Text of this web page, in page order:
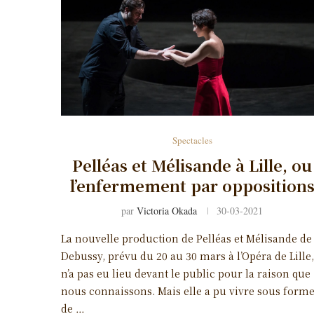
Spectacles
Pelléas et Mélisande à Lille, ou
l’enfermement par oppositions
parVictoria Okada 30-03-2021
La nouvelle production de Pelléas et Mélisande de
Debussy, prévu du 20 au 30 mars à l’Opéra de Lille,
n’a pas eu lieu devant le public pour la raison que
nous connaissons. Mais elle a pu vivre sous forme
de …